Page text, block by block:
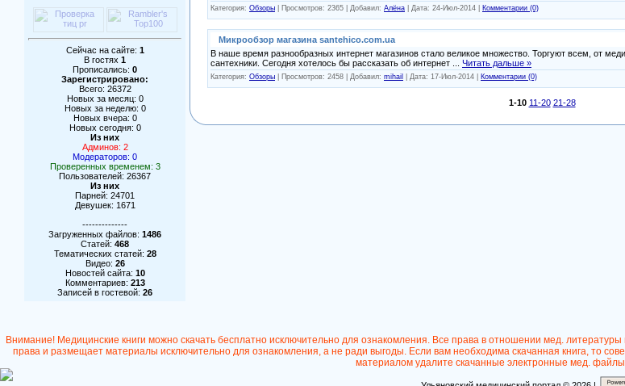
Сейчас на сайте: 1
В гостях 1
Прописались: 0
Зарегистрировано:
Всего: 26372
Новых за месяц: 0
Новых за неделю: 0
Новых вчера: 0
Новых сегодня: 0
Из них
Админов: 2
Модераторов: 0
Проверенных временем: 3
Пользователей: 26367
Из них
Парней: 24701
Девушек: 1671
--------------
Загруженных файлов: 1486
Статей: 468
Тематических статей: 28
Видео: 26
Новостей сайта: 10
Комментариев: 213
Записей в гостевой: 26
Категория: Обзоры | Просмотров: 2365 | Добавил: Алёна | Дата: 24-Июл-2014 Комментарии (0)
Микрообзор магазина santehico.com.ua
В наше время разнообразных интернет магазинов стало великое множество. Торгуют всем, от
сантехники. Сегодня хотелось бы рассказать об интернет
Читать дальше »
Категория: Обзоры | Просмотров: 2458 | Добавил: mihail | Дата: 17-Июл-2014 Комментарии (0)
1-10 11-20 21-28
Внимание! Медицинские книги можно скачать бесплатно исключительно для ознакомления. Все права в отношении мед.
права и размещает материалы исключительно для ознакомления, а не ради выгоды. Если вам необходима скачанная книга, то
материалом удалите скачанные электронные мед.